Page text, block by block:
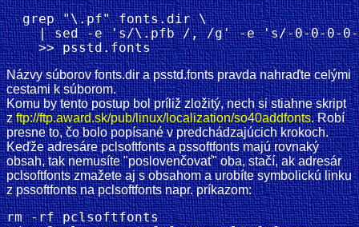
  grep "\.pf" fonts.dir \
| sed -e 's/\.pfb /, /g' -e 's/-0-0-0-
Názvy súborov fonts.dir a psstd.fonts pravda nahraďte celými
cestami k súborom.
Komu by tento postup bol príliž zložitý, nech si stiahne skript
zftp://ftp.award.sk/pub/linux/localization/so40addfonts. Robí
presne to, čo bolo popísané v predchádzajúcich krokoch.
Keďže adresáre pclsoftfonts a pssoftfonts majú rovnaký
obsah, tak nemusíte "poslovenčovať" oba, stačí, ak adresár
pclsoftfonts zmažete aj s obsahom a urobíte symbolickú linku
z pssoftfonts na pclsoftfonts napr. príkazom:
rm -rf pclsoftfonts